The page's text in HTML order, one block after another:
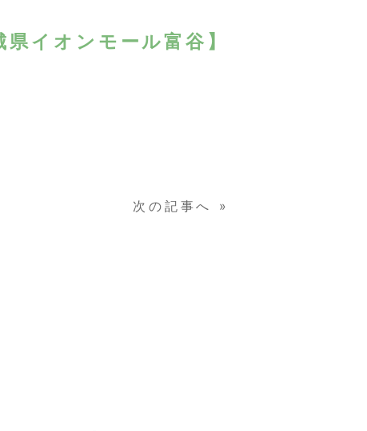
イオンモール富谷】
次の記事へ »